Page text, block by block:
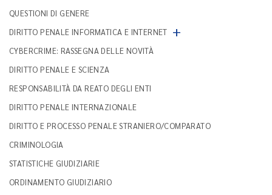
QUESTIONI DI GENERE
DIRITTO PENALE INFORMATICA E INTERNET +
CYBERCRIME: RASSEGNA DELLE NOVITÀ
DIRITTO PENALE E SCIENZA
RESPONSABILITÀ DA REATO DEGLI ENTI
DIRITTO PENALE INTERNAZIONALE
DIRITTO E PROCESSO PENALE STRANIERO/COMPARATO
CRIMINOLOGIA
STATISTICHE GIUDIZIARIE
ORDINAMENTO GIUDIZIARIO